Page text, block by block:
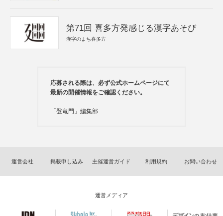
第71回 喜多方発感じる漢字あそび
漢字のまち喜多方
応募される際は、必ず公式ホームページにて
最新の開催情報をご確認ください。
「登竜門」編集部
運営会社 掲載申し込み 主催運営ガイド 利用規約 お問い合わせ
運営メディア